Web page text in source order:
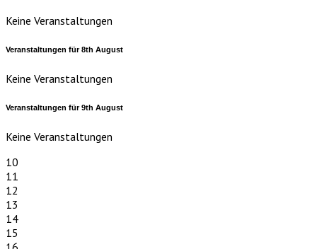
Keine Veranstaltungen
Veranstaltungen für8th August
Keine Veranstaltungen
Veranstaltungen für9th August
Keine Veranstaltungen
10
11
12
13
14
15